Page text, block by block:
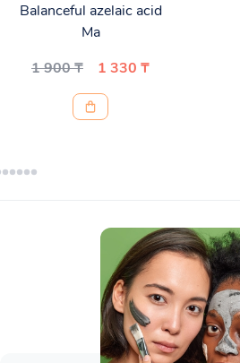
Balanceful azelaic acid
Ma
1 900 ₸
1 330 ₸